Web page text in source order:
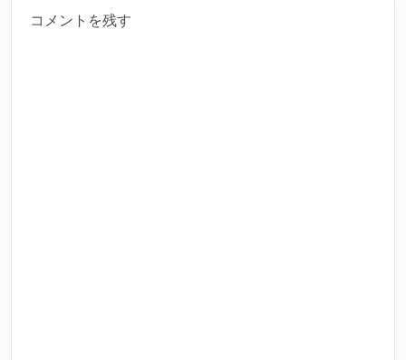
コメントを残す